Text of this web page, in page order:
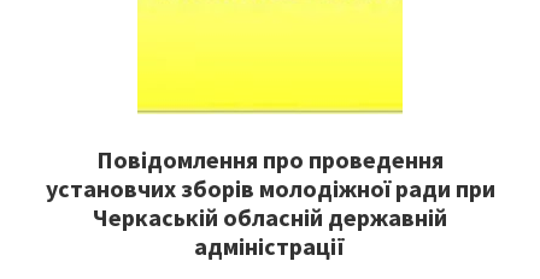
Повідомлення про проведення
установчих зборів молодіжної ради при
Черкаській обласній державній
адміністрації